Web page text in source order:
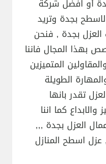
أو افضل شركة
بجدة وتريد
بجدة , فنحن
بهذا المجال فاننا
المتميزين
الطويلة
تقدر بانها
والابداع كما اننا
العزل بجدة ,,,
اسطح المنازل